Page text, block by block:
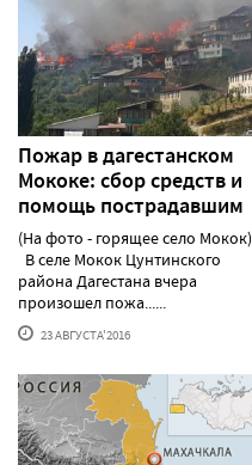
Пожар в дагестанском
Мококе: сбор средств и
помощь пострадавшим
(На фото - горящее село Мокок)
В селе Мокок Цунтинского
района Дагестана вчера
произошел пожа......
23 АВГУСТА'2016